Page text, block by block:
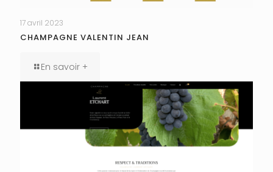
17 avril 2023
CHAMPAGNE VALENTIN JEAN
En savoir +